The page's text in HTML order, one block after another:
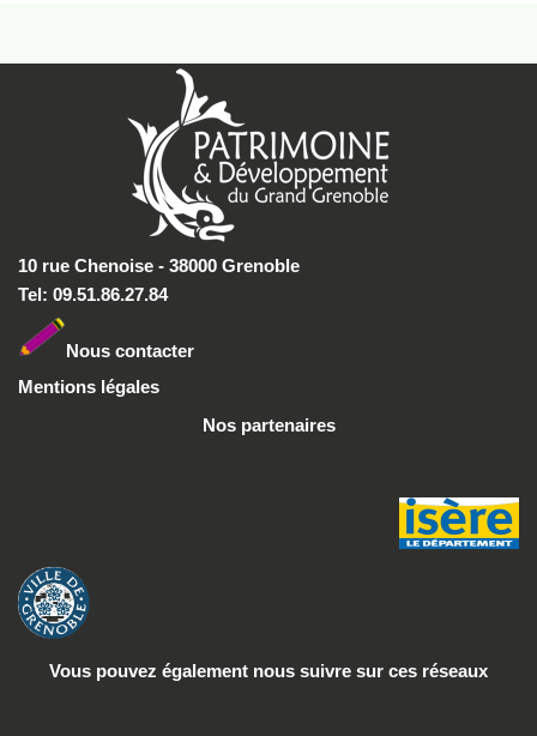
10 rue Chenoise - 38000 Grenoble
Tel: 09.51.86.27.84
Nous contacter
Mentions légales
Nos partenaires
Vous pouvez également nous suivre sur ces réseaux